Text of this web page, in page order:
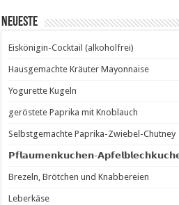
Neueste
Eiskönigin-Cocktail (alkoholfrei)
Hausgemachte Kräuter Mayonnaise
Yogurette Kugeln
geröstete Paprika mit Knoblauch
Selbstgemachte Paprika-Zwiebel-Chutney
𝗣𝗳𝗹𝗮𝘂𝗺𝗲𝗻𝗸𝘂𝗰𝗵𝗲𝗻-
Brezeln, Brötchen und Knabbereien
Leberkäse